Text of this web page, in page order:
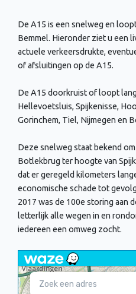
De A15 is een snelweg en
Bemmel. Hieronder ziet u een
actuele verkeersdrukte,
of afsluitingen op de A15.
De A15 doorkruist of loopt
Hellevoetsluis, Spijkenisse,
Gorinchem, Tiel, Nijmegen en
Deze snelweg staat bekend
Botlekbrug ter hoogte van
dat er geregeld kilometers
economische schade tot
2017 was de 100e storing aan
letterlijk alle wegen in en
iedereen een omweg zocht.